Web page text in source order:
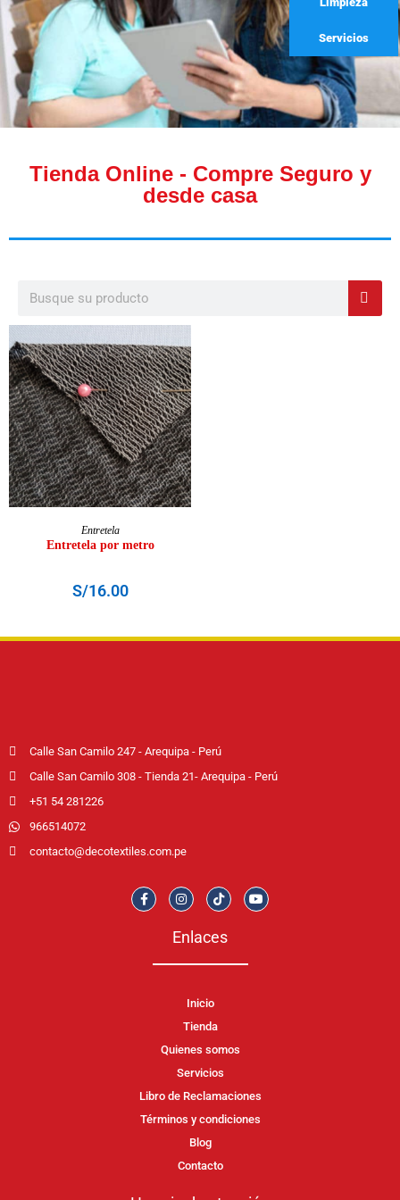
Servicios
Tienda Online - Compre Seguro y
desde casa
AÑADIR AL CARRITO
Entretela
Entretela por metro
S/16.00
Calle San Camilo 247 - Arequipa - Perú
Calle San Camilo 308 - Tienda 21- Arequipa - Perú
+51 54 281226
966514072
contacto@decotextiles.com.pe
Enlaces
Inicio
Tienda
Quienes somos
Servicios
Libro de Reclamaciones
Términos y condiciones
Blog
Contacto